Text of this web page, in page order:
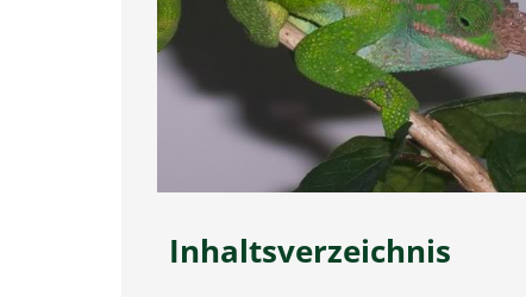
Inhaltsverzeichnis